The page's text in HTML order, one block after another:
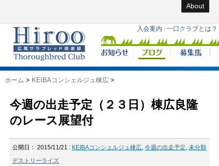
About
ホーム > KEIBAコンシェルジュ棟広 >
今週の出走予定（２３日）棟広良隆
のレース展望付
公開日： 2015/11/21 : KEIBAコンシェルジュ棟広, 今週の出走予定, 未分類
デストリーライズ